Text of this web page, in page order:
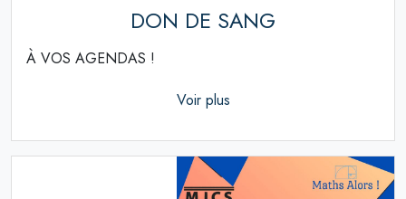
DON DE SANG
À VOS AGENDAS !
Voir plus